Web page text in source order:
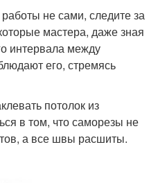
не сами, следите за
мастера, даже зная
интервала между
его, стремясь
потолок из
в том, что саморезы не
а все швы расшиты.